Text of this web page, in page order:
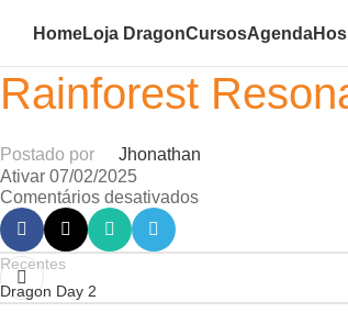
HomeLoja DragonCursosAgenda
Rainforest
Postado por
Jhonathan
Ativar 07/02/2025
Comentários desativados
Recentes
Dragon Day 2